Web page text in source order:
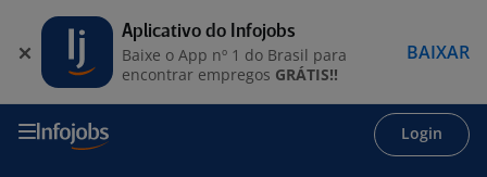
Login
Aplicativo do Infojobs
Baixe o App nº 1 do Brasil para
encontrar empregos GRÁTIS!!
BAIXAR